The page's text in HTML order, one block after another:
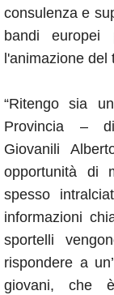
consulenza e
bandi
l'animazione del
“Ritengo sia
Provincia –
Giovanili
opportunità di
spesso
informazioni
sportelli
rispondere a
giovani, che